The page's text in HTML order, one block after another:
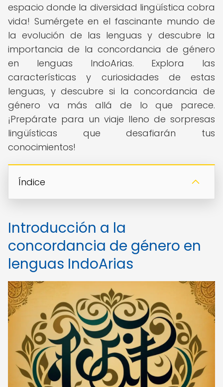
espacio donde la diversidad lingüística cobra
vida! Sumérgete en el fascinante mundo de
la evolución de las lenguas y descubre la
importancia de la concordancia de género
en lenguas IndoArias. Explora las
características y curiosidades de estas
lenguas, y descubre si la concordancia de
género va más allá de lo que parece.
¡Prepárate para un viaje lleno de sorpresas
lingüísticas que desafiarán tus
conocimientos!
Índice
Introducción a la
concordancia de género en
lenguas IndoArias